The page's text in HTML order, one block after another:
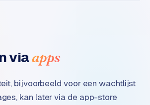
viaapps
bijvoorbeeld voor een wachtlijst
kan later via de app-store